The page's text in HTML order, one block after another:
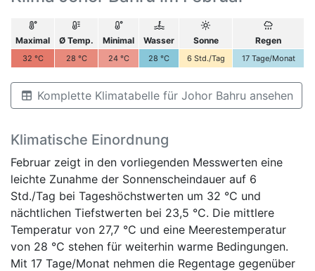
Maximal Ø Temp. Minimal Wasser Sonne Regen
32 °C 28 °C 24 °C 28 °C 6 Std./Tag 17 Tage/Monat
Komplette Klimatabelle für Johor Bahru ansehen
Klimatische Einordnung
Februar zeigt in den vorliegenden Messwerten eine
leichte Zunahme der Sonnenscheindauer auf 6
Std./Tag bei Tageshöchstwerten um 32 °C und
nächtlichen Tiefstwerten bei 23,5 °C. Die mittlere
Temperatur von 27,7 °C und eine Meerestemperatur
von 28 °C stehen für weiterhin warme Bedingungen.
Mit 17 Tage/Monat nehmen die Regentage gegenüber